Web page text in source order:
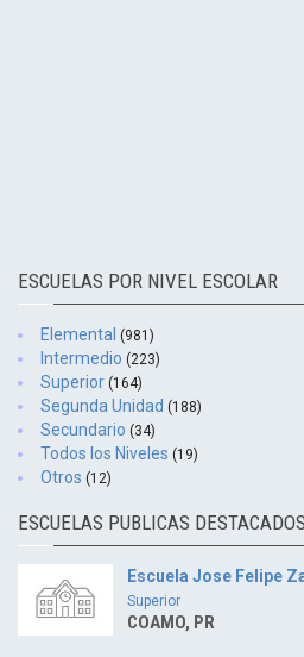
ESCUELAS POR NIVEL ESCOLAR
Elemental (981)
Intermedio (223)
Superior (164)
Segunda Unidad (188)
Secundario (34)
Todos los Niveles (19)
Otros (12)
ESCUELAS PUBLICAS DESTACADOS
Escuela Jose Felipe
Superior
COAMO, PR